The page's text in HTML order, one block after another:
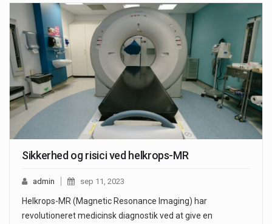
Sikkerhed og risici ved helkrops-MR
admin sep 11, 2023
Helkrops-MR (Magnetic Resonance Imaging) har
revolutioneret medicinsk diagnostik ved at give en